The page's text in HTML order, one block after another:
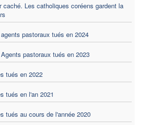
caché. Les catholiques coréens gardent la
pastoraux tués en 2024
pastoraux tués en 2023
tués en 2022
tués en l'an 2021
tués au cours de l'année 2020